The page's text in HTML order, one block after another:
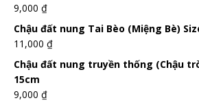
9,000 ₫
Chậu đất nung Tai Bèo (Miệng Bè)
11,000 ₫
Chậu đất nung truyền thống (Chậu
15cm
9,000 ₫